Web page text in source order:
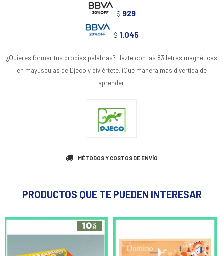
$ 929
$ 1.045
¿Quieres formar tus propias palabras? Hazte con las 83 letras magnéticas
en mayúsculas de Djeco y diviértete. ¡Qué manera más divertida de
aprender!
MÉTODOS Y COSTOS DE ENVÍO
PRODUCTOS QUE TE PUEDEN INTERESAR